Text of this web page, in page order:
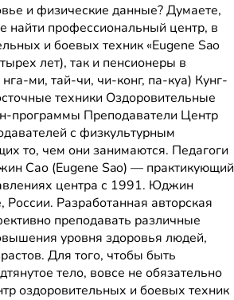
и физические данные? Думаете,
найти профессиональный центр, в
и боевых техник «Eugene Sao
лет), так и пенсионеры в
ми, тай-чи, чи-конг, па-куа) Кунг-
техники Оздоровительные
программы Преподаватели Центр
с физкультурным
то, чем они занимаются. Педагоги
Сао (Eugene Sao) — практикующий
центра с 1991. Юджин
Разработанная авторская
преподавать различные
уровня здоровья людей,
Для того, чтобы быть
тело, вовсе не обязательно
оздоровительных и боевых техник